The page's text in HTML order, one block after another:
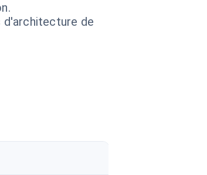
d'architecture de